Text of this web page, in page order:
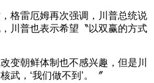
格雷厄姆再次强调，川普总统说
川普也表示希望〝以双赢的方式
变朝鲜体制也不感兴趣，但是川
武，‘我们做不到’。〞